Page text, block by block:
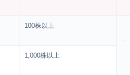
100株以上
–
1,000株以上